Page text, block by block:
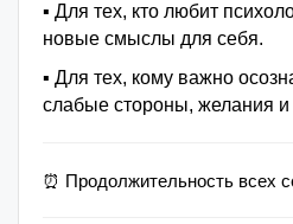
▪️ Для тех, кто любит
новые смыслы для себя.
▪️ Для тех, кому важно
слабые стороны, желания и
⏰ Продолжительность всех